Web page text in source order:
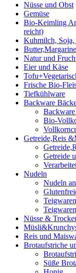
Nüsse und Obst
Gemüse
Bio-Keimling
reicht)
Kuhmilch,
Natur und
Eier und Käse
Frische Bio-
Tiefkühlware
Backware
Bio-
Getreide,Reis
Getreide
Nudeln
Nudeln
Nüsse &
Reis und
Brotaufstriche
Süße